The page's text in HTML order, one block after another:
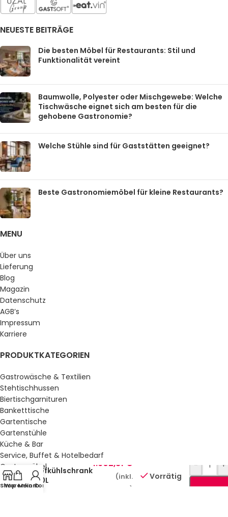
NEUESTE BEITRÄGE
Die besten Möbel für Restaurants: Stil und
Funktionalität vereint
Baumwolle, Polyester oder Mischgewebe: Welche
Tischwäsche eignet sich am besten für die
gehobene Gastronomie?
Welche Stühle sind für Gaststätten geeignet?
Beste Gastronomiemöbel für kleine Restaurants?
MENU
Über uns
Lieferung
Blog
Magazin
Datenschutz
AGB’s
Impressum
Karriere
PRODUKTKATEGORIEN
Gastrowäsche & Textilien
Stehtischhussen
Biertischgarnituren
Banketttische
Gartentische
Gartenstühle
Küche & Bar
Service, Buffet & Hotelbedarf
Gastromöbel
Schulmöbel
Sale %
Shop
Warenkorb
Mein Konto
Tiefkühlschrank
610L
1.902,81 €
(inkl.
MwSt.)
Vorrätig
- +